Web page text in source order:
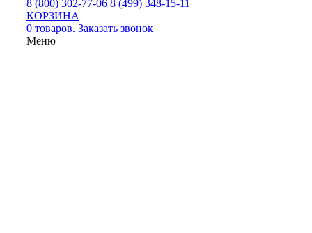
8 (800) 302-77-06 8 (499) 348-15-11
КОРЗИНА
0 товаров. Заказать звонок
Меню